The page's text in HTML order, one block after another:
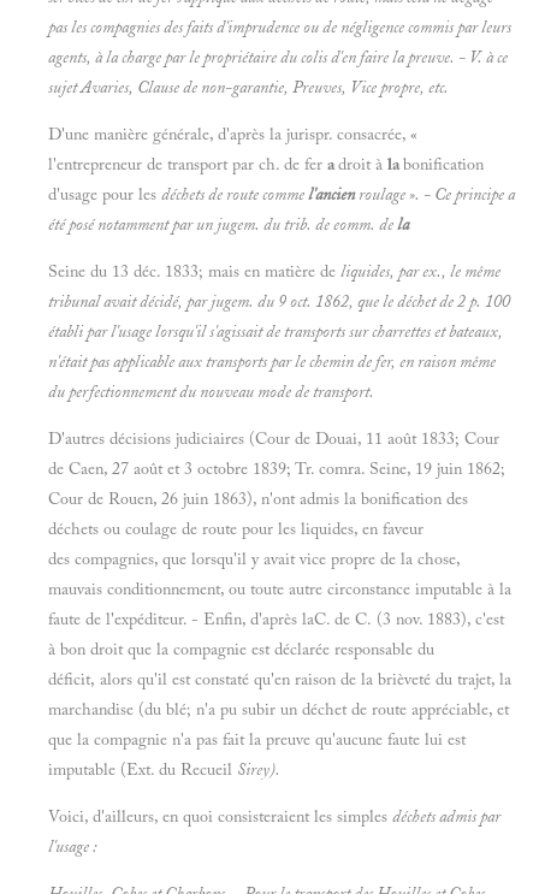
pas les compagnies des faits d'imprudence ou de négligence commis par leurs
agents, à la charge par le propriétaire du colis d'en faire la preuve. - V. à ce
sujetAvaries, Clause de non-garantie, Preuves, Vice propre, etc.
D'une manière générale, d'après la jurispr. consacrée, «
l'entrepreneur de transport par ch. de fer adroit à labonification
d'usage pour les déchets de route commel'ancienroulage ». - Ce principe a
été posé notamment par un jugem. du trib. de eomm. dela
Seine du 13 déc. 1833; mais en matière de liquides, par ex., le même
tribunal avait décidé, par jugem. du 9 oct. 1862, que le déchet de 2 p. 100
établi par l'usage lorsqu'il s'agissait de transports sur charrettes et bateaux,
n'était pas applicable aux transports par le chemin de fer, en raison même
du perfectionnement du nouveau mode de transport.
D'autres décisions judiciaires (Cour de Douai, 11 août 1833; Cour
de Caen, 27 août et 3 octobre 1839; Tr. comra. Seine, 19 juin 1862;
Cour de Rouen, 26 juin 1863), n'ont admis la bonification des
déchets ou coulage de route pour les liquides, en faveur
des compagnies, que lorsqu'il y avait vice propre de la chose,
mauvais conditionnement, ou toute autre circonstance imputable à la
faute de l'expéditeur. - Enfin, d'après laC. de C. (3 nov. 1883), c'est
à bon droit que la compagnie est déclarée responsable du
déficit, alors qu'il est constaté qu'en raison de la brièveté du trajet, la
marchandise (du blé; n'a pu subir un déchet de route appréciable, et
que la compagnie n'a pas fait la preuve qu'aucune faute lui est
imputable (Ext. du Recueil Sirey).
Voici, d'ailleurs, en quoi consisteraient les simples déchets admis par
l'usage :